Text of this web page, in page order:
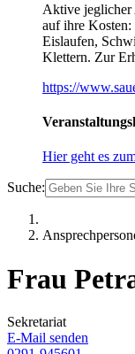
Aktive jeglicher
auf ihre
Eislaufen,
Klettern. Zur
https://
Hier geht es
Suche:
Frau
Sekretariat
E-Mail senden